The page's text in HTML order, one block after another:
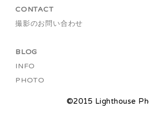
CONTACT
撮影のお問い合わせ
BLOG
INFO
PHOTO
©2015 Lighthouse